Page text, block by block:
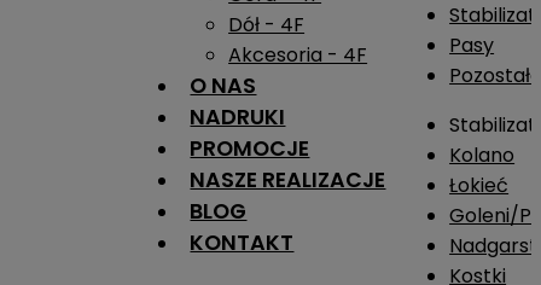
Dół - 4F
Akcesoria - 4F
O NAS
NADRUKI
PROMOCJE
NASZE REALIZACJE
BLOG
KONTAKT
Pasy
Kolano
Łokieć
Goleni/
Kostki